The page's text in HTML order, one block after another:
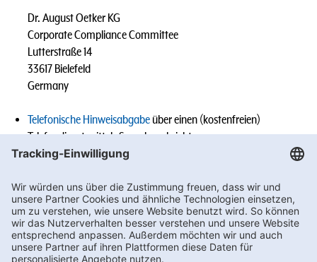
Dr. August Oetker KG
Corporate Compliance Committee
Lutterstraße 14
33617 Bielefeld
Germany
Telefonische Hinweisabgabe über einen (kostenfreien)
Telefondienst mittels Sprachnachricht
Meldungen von Mitarbeitenden der Oetker-Gruppe an die
Compliance Officer oder sonst benannten Ansprechpersonen
des jeweiligen Tochterunternehmens (z.B. im Rahmen eines
persönlichen Gesprächs).